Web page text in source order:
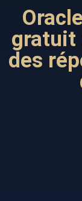
gratuit
des